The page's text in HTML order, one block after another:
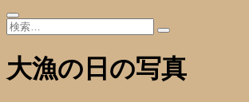
大漁の日の写真